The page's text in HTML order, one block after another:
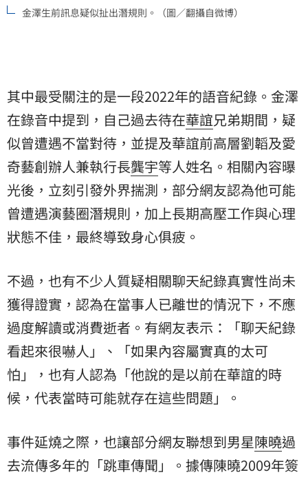
金澤生前訊息疑似扯出潛規則。（圖／翻攝自微博）
其中最受關注的是一段2022年的語音紀錄。金澤
在錄音中提到，自己過去待在華誼兄弟期間，疑
似曾遭遇不當對待，並提及華誼前高層劉韜及愛
奇藝創辦人兼執行長龔宇等人姓名。相關內容曝
光後，立刻引發外界揣測，部分網友認為他可能
曾遭遇演藝圈潛規則，加上長期高壓工作與心理
狀態不佳，最終導致身心俱疲。
不過，也有不少人質疑相關聊天紀錄真實性尚未
獲得證實，認為在當事人已離世的情況下，不應
過度解讀或消費逝者。有網友表示：「聊天紀錄
看起來很嚇人」、「如果內容屬實真的太可
怕」，也有人認為「他說的是以前在華誼的時
候，代表當時可能就存在這些問題」。
事件延燒之際，也讓部分網友聯想到男星陳曉過
去流傳多年的「跳車傳聞」。據傳陳曉2009年簽